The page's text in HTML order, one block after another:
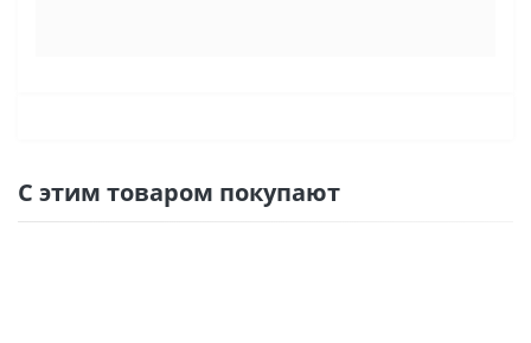
С этим товаром покупают